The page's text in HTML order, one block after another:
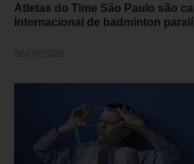
Atletas do Time São Paulo são
Internacional de badminton